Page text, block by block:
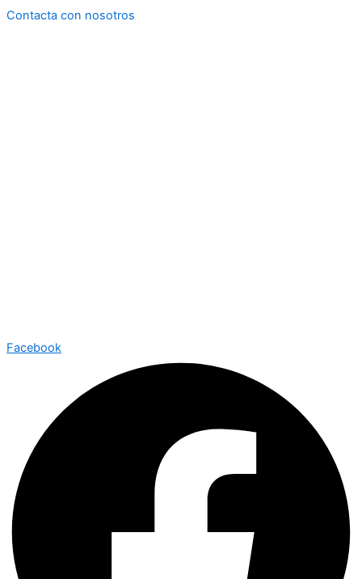
Contacta con nosotros
Facebook